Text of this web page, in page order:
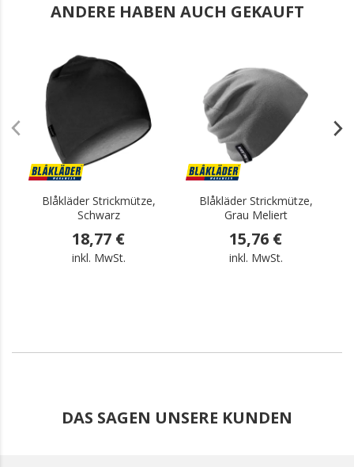
ANDERE HABEN AUCH GEKAUFT
Blåkläder Strickmütze,
Schwarz
18,77 €
inkl. MwSt.
Blåkläder Strickmütze,
Grau Meliert
15,76 €
inkl. MwSt.
DAS SAGEN UNSERE KUNDEN